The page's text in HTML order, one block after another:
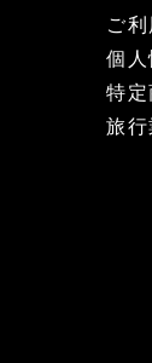
ご
個
特
旅